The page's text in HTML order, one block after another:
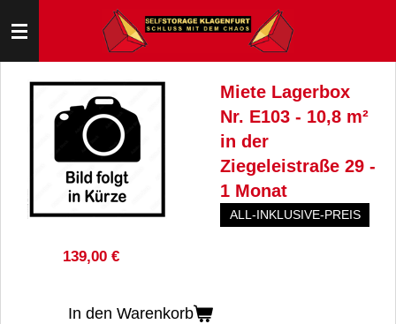
Hauptinhalt
springen
Miete Lagerbox
Nr. E103 - 10,8 m²
in der
Ziegeleistraße 29 -
1 Monat
ALL-INKLUSIVE-PREIS
139,00 €
In den Warenkorb